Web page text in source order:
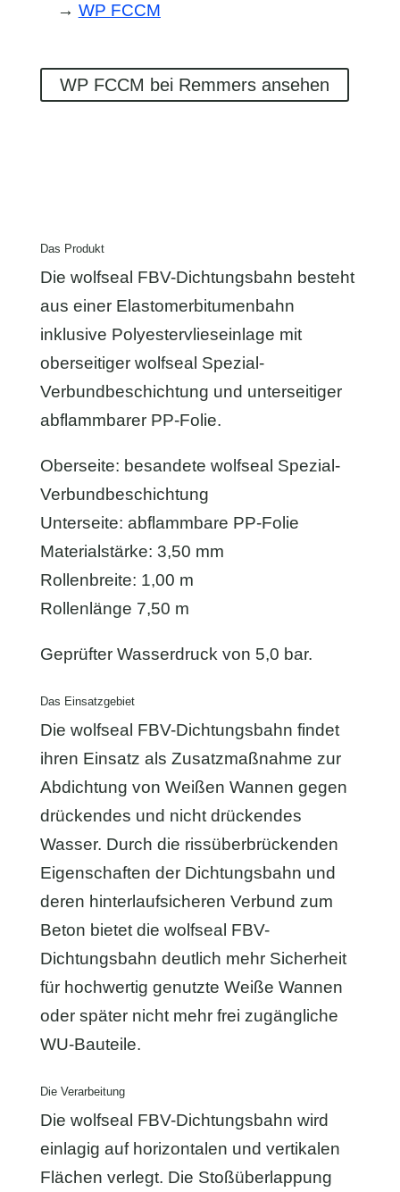
→ WP FCCM
WP FCCM bei Remmers ansehen
Das Produkt
Die wolfseal FBV-Dichtungsbahn besteht
aus einer Elastomerbitumenbahn
inklusive Polyestervlieseinlage mit
oberseitiger wolfseal Spezial-
Verbundbeschichtung und unterseitiger
abflammbarer PP-Folie.
Oberseite: besandete wolfseal Spezial-
Verbundbeschichtung
Unterseite: abflammbare PP-Folie
Materialstärke: 3,50 mm
Rollenbreite: 1,00 m
Rollenlänge 7,50 m
Geprüfter Wasserdruck von 5,0 bar.
Das Einsatzgebiet
Die wolfseal FBV-Dichtungsbahn findet
ihren Einsatz als Zusatzmaßnahme zur
Abdichtung von Weißen Wannen gegen
drückendes und nicht drückendes
Wasser. Durch die rissüberbrückenden
Eigenschaften der Dichtungsbahn und
deren hinterlaufsicheren Verbund zum
Beton bietet die wolfseal FBV-
Dichtungsbahn deutlich mehr Sicherheit
für hochwertig genutzte Weiße Wannen
oder später nicht mehr frei zugängliche
WU-Bauteile.
Die Verarbeitung
Die wolfseal FBV-Dichtungsbahn wird
einlagig auf horizontalen und vertikalen
Flächen verlegt. Die Stoßüberlappung